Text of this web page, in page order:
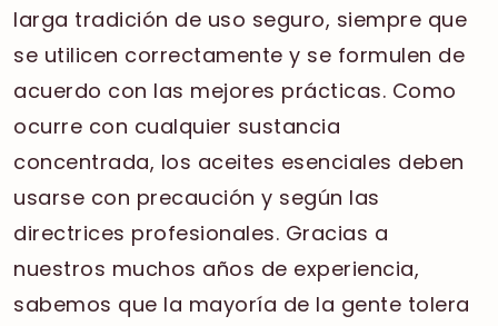
larga tradición de uso seguro, siempre que
se utilicen correctamente y se formulen de
acuerdo con las mejores prácticas. Como
ocurre con cualquier sustancia
concentrada, los aceites esenciales deben
usarse con precaución y según las
directrices profesionales. Gracias a
nuestros muchos años de experiencia,
sabemos que la mayoría de la gente tolera